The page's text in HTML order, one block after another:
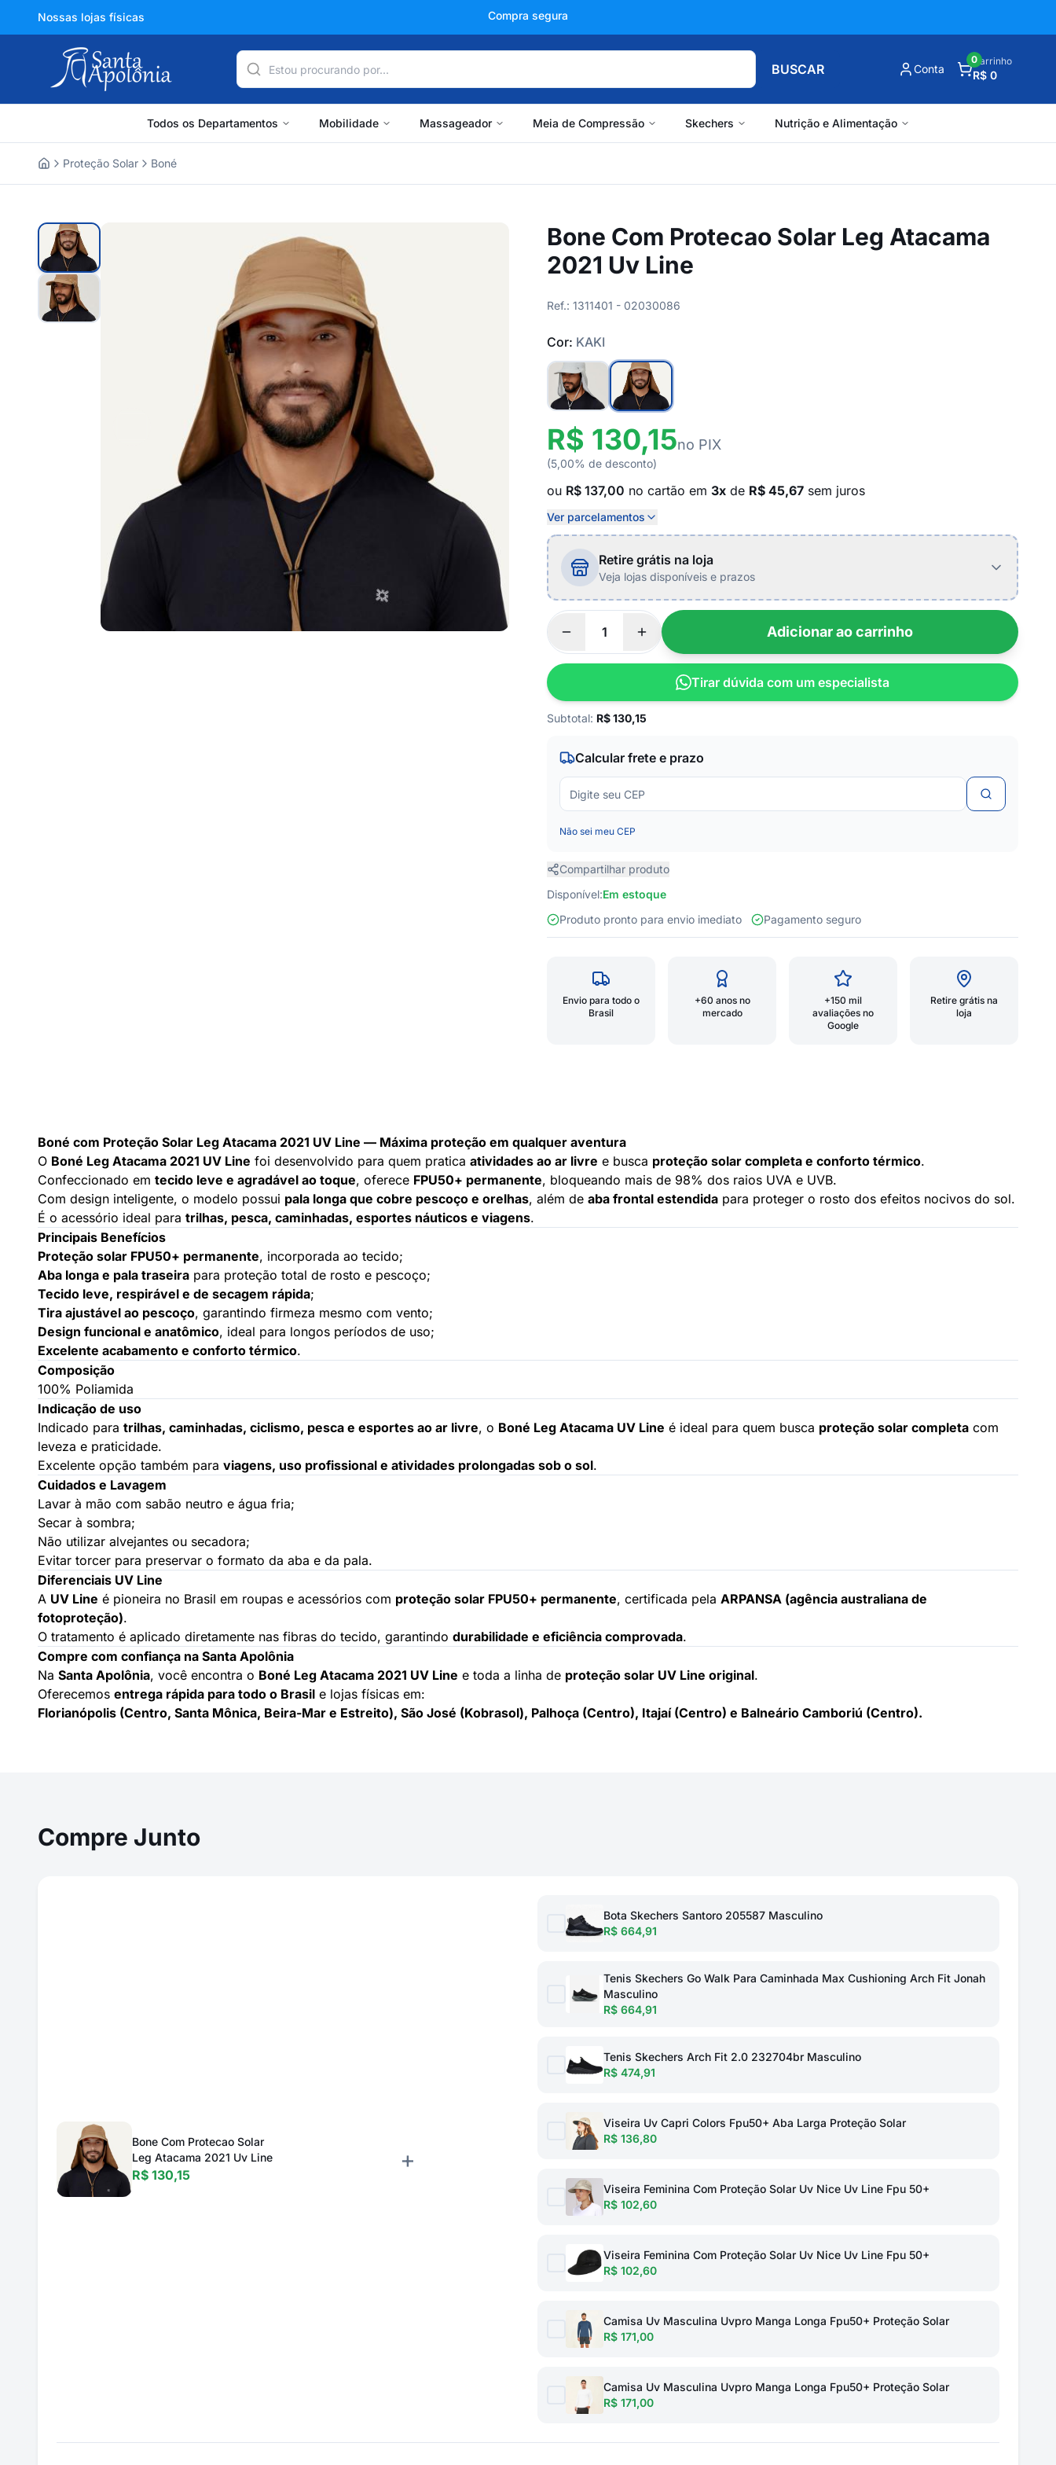
Nossas lojas físicas +150 mil avaliações
BUSCAR Conta
Carrinho
R$ 0
0
Todos os Departamentos Mobilidade Massageador Meia de Compressão Skechers Nutrição e Alimentação
Proteção Solar Boné
Bone Com Protecao Solar Leg Atacama
2021 Uv Line
Ref.: 1311401 - 02030086
Cor: KAKI
R$ 130,15no PIX
(5,00% de desconto)
ou R$ 137,00 no cartão em 3x de R$ 45,67 sem juros
Ver parcelamentos
Retire grátis na loja
Veja lojas disponíveis e prazos
Adicionar ao carrinho
Tirar dúvida com um especialista
Subtotal: R$130,15
Calcular frete e prazo
Não sei meu CEP
Compartilhar produto
Disponível:Em estoque
Produto pronto para envio imediato
Pagamento seguro
Envio para todo o
Brasil
+60 anos no
mercado
+150 mil
avaliações no
Google
Retire grátis na
loja
Boné com Proteção Solar Leg Atacama 2021 UV Line — Máxima proteção em qualquer aventura
O Boné Leg Atacama 2021 UV Line foi desenvolvido para quem pratica atividades ao ar livre e busca proteção solar completa e conforto térmico.
Confeccionado em tecido leve e agradável ao toque, oferece FPU50+ permanente, bloqueando mais de 98% dos raios UVA e UVB.
Com design inteligente, o modelo possui pala longa que cobre pescoço e orelhas, além de aba frontal estendida para proteger o rosto dos efeitos nocivos do sol.
É o acessório ideal para trilhas, pesca, caminhadas, esportes náuticos e viagens.
Principais Benefícios
Proteção solar FPU50+ permanente, incorporada ao tecido;
Aba longa e pala traseira para proteção total de rosto e pescoço;
Tecido leve, respirável e de secagem rápida;
Tira ajustável ao pescoço, garantindo firmeza mesmo com vento;
Design funcional e anatômico, ideal para longos períodos de uso;
Excelente acabamento e conforto térmico.
Composição
100% Poliamida
Indicação de uso
Indicado para trilhas, caminhadas, ciclismo, pesca e esportes ao ar livre, o Boné Leg Atacama UV Line é ideal para quem busca proteção solar completa com
leveza e praticidade.
Excelente opção também para viagens, uso profissional e atividades prolongadas sob o sol.
Cuidados e Lavagem
Lavar à mão com sabão neutro e água fria;
Secar à sombra;
Não utilizar alvejantes ou secadora;
Evitar torcer para preservar o formato da aba e da pala.
Diferenciais UV Line
A UV Line é pioneira no Brasil em roupas e acessórios com proteção solar FPU50+ permanente, certificada pela ARPANSA (agência australiana de
fotoproteção).
O tratamento é aplicado diretamente nas fibras do tecido, garantindo durabilidade e eficiência comprovada.
Compre com confiança na Santa Apolônia
Na Santa Apolônia, você encontra o Boné Leg Atacama 2021 UV Line e toda a linha de proteção solar UV Line original.
Oferecemos entrega rápida para todo o Brasil e lojas físicas em:
Florianópolis (Centro, Santa Mônica, Beira-Mar e Estreito), São José (Kobrasol), Palhoça (Centro), Itajaí (Centro) e Balneário Camboriú (Centro).
Compre Junto
Bone Com Protecao Solar
Leg Atacama 2021 Uv Line
R$ 130,15
+
Bota Skechers Santoro 205587 Masculino
R$ 664,91
Tenis Skechers Go Walk Para Caminhada Max Cushioning Arch Fit Jonah
Masculino
R$ 664,91
Tenis Skechers Arch Fit 2.0 232704br Masculino
R$ 474,91
Viseira Uv Capri Colors Fpu50+ Aba Larga Proteção Solar
R$ 136,80
Viseira Feminina Com Proteção Solar Uv Nice Uv Line Fpu 50+
R$ 102,60
Viseira Feminina Com Proteção Solar Uv Nice Uv Line Fpu 50+
R$ 102,60
Camisa Uv Masculina Uvpro Manga Longa Fpu50+ Proteção Solar
R$ 171,00
Camisa Uv Masculina Uvpro Manga Longa Fpu50+ Proteção Solar
R$ 171,00